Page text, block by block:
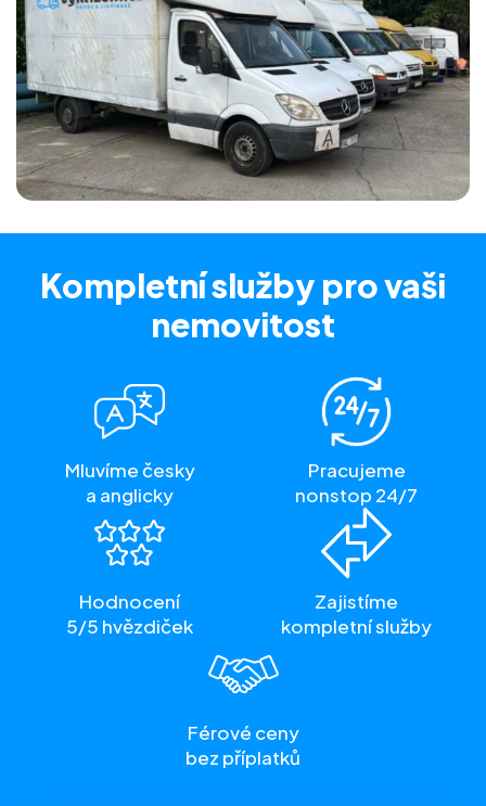
Kompletní služby pro vaši
nemovitost
Mluvíme česky
a anglicky
Pracujeme
nonstop 24/7
Hodnocení
5/5 hvězdiček
Zajistíme
kompletní služby
Férové ceny
bez příplatků